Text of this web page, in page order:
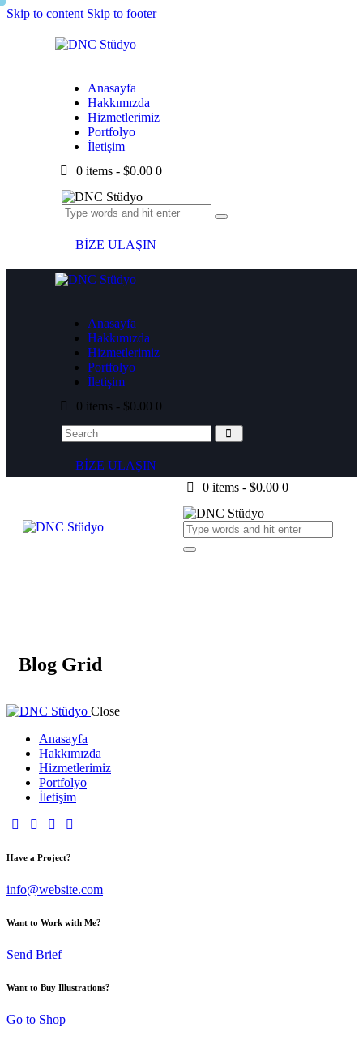
Skip to content Skip to footer
Anasayfa
Hakkımızda
Hizmetlerimiz
Portfolyo
İletişim
0 items -$0.00 0
BİZE ULAŞIN
Anasayfa
Hakkımızda
Hizmetlerimiz
Portfolyo
İletişim
0 items - $0.00 0
BİZE ULAŞIN
0 items -$0.00 0
Blog Grid
Close
Anasayfa
Hakkımızda
Hizmetlerimiz
Portfolyo
İletişim
Have a Project?
info@website.com
Want to Work with Me?
Send Brief
Want to Buy Illustrations?
Go to Shop
Firma Adı
Online
Hello! 👋
Start Chat
Talk instantly, get instant answers